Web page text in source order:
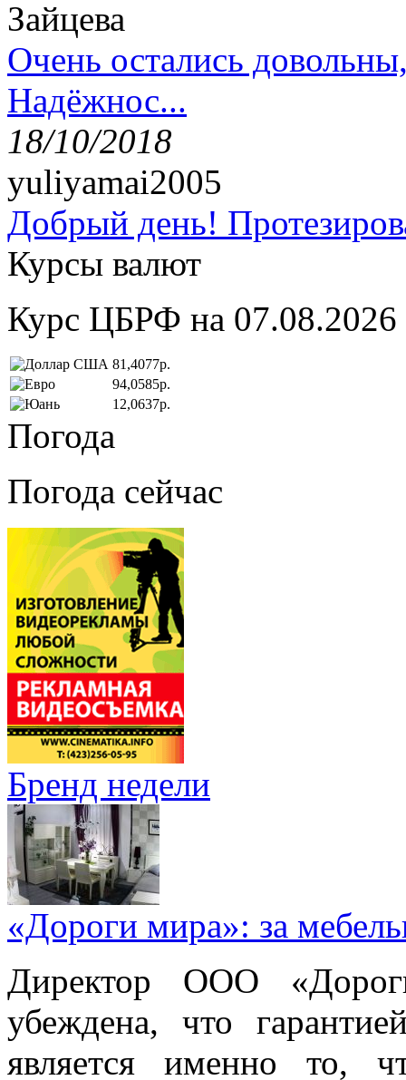
Зайцева
Очень остались
Надёжнос...
18/10/2018
yuliyamai2005
Добрый день!
Курсы валют
Курс ЦБРФ на 07.08.2026
81,4077р.
94,0585р.
12,0637р.
Погода
Погода сейчас
Бренд недели
«Дороги мира»: за
Директор ООО
убеждена, что
является именно то,